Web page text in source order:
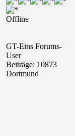
Offline
GT-Eins Forums-
User
Beiträge: 10873
Dortmund